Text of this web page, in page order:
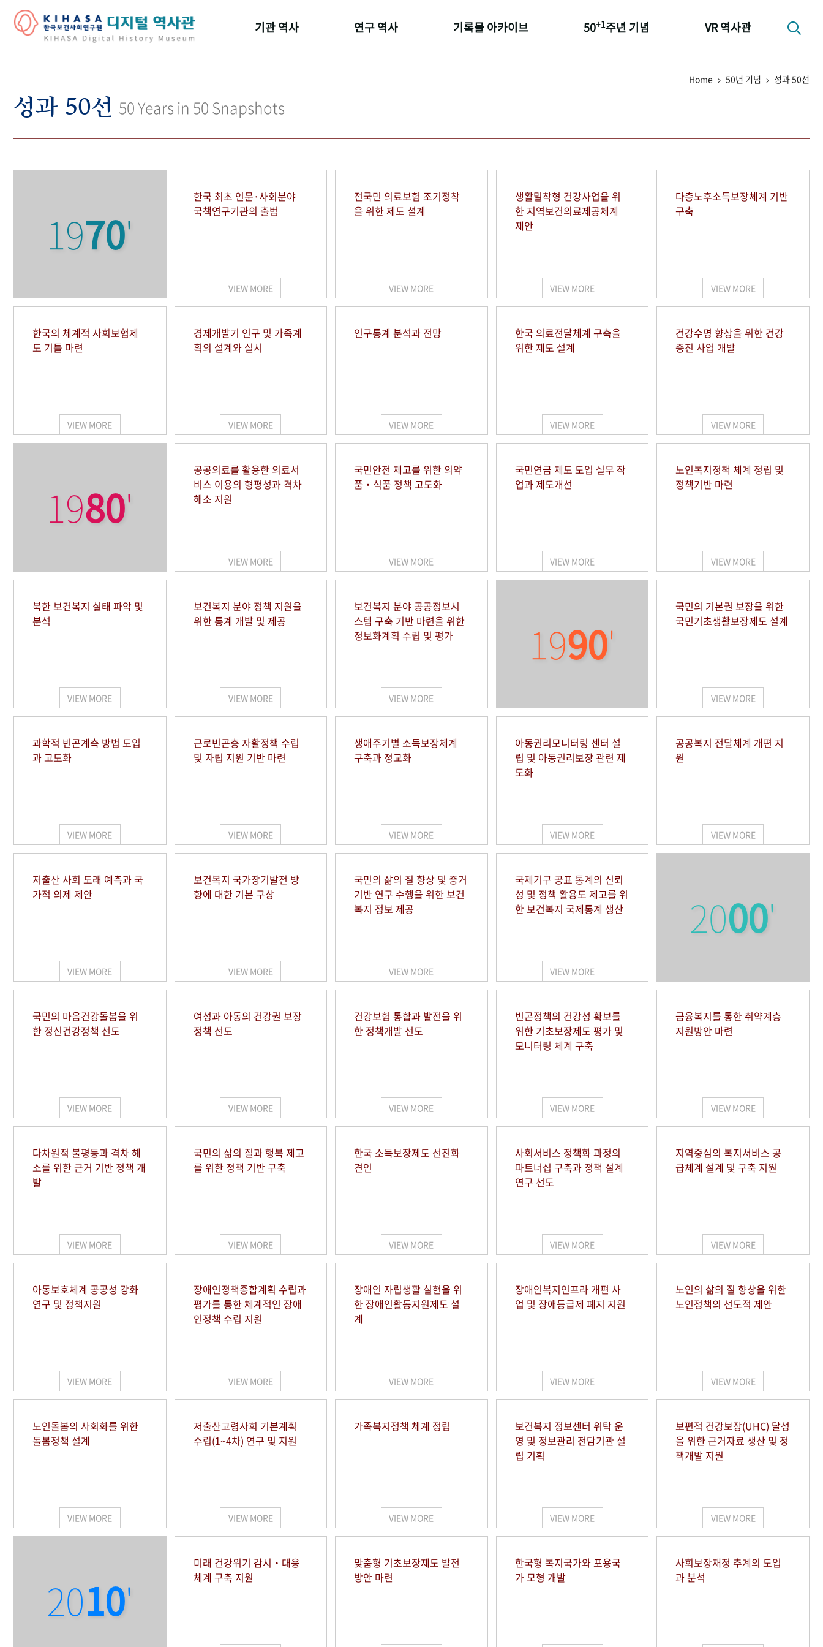
기관 역사
기관 변천사
연구 역사 기록물 아카이브 50+1주년 기념 VR 역사관
Home 50년 기념 성과 50선
성과 50선 50 Years in 50 Snapshots
1970'
한국 최초 인문·사회분야
국책연구기관의 출범
VIEW MORE
전국민 의료보험 조기정착
을 위한 제도 설계
VIEW MORE
생활밀착형 건강사업을 위
한 지역보건의료제공체계
제안
VIEW MORE
다층노후소득보장체계 기반
구축
VIEW MORE
한국의 체계적 사회보험제
도 기틀 마련
VIEW MORE
경제개발기 인구 및 가족계
획의 설계와 실시
VIEW MORE
인구통계 분석과 전망
VIEW MORE
한국 의료전달체계 구축을
위한 제도 설계
VIEW MORE
건강수명 향상을 위한 건강
증진 사업 개발
VIEW MORE
1980'
공공의료를 활용한 의료서
비스 이용의 형평성과 격차
해소 지원
VIEW MORE
국민안전 제고를 위한 의약
품‧식품 정책 고도화
VIEW MORE
국민연금 제도 도입 실무 작
업과 제도개선
VIEW MORE
노인복지정책 체계 정립 및
정책기반 마련
VIEW MORE
북한 보건복지 실태 파악 및
분석
VIEW MORE
보건복지 분야 정책 지원을
위한 통계 개발 및 제공
VIEW MORE
보건복지 분야 공공정보시
스템 구축 기반 마련을 위한
정보화계획 수립 및 평가
VIEW MORE
1990'
국민의 기본권 보장을 위한
국민기초생활보장제도 설계
VIEW MORE
과학적 빈곤계측 방법 도입
과 고도화
VIEW MORE
근로빈곤층 자활정책 수립
및 자립 지원 기반 마련
VIEW MORE
생애주기별 소득보장체계
구축과 정교화
VIEW MORE
아동권리모니터링 센터 설
립 및 아동권리보장 관련 제
도화
VIEW MORE
공공복지 전달체계 개편 지
원
VIEW MORE
저출산 사회 도래 예측과 국
가적 의제 제안
VIEW MORE
보건복지 국가장기발전 방
향에 대한 기본 구상
VIEW MORE
국민의 삶의 질 향상 및 증거
기반 연구 수행을 위한 보건
복지 정보 제공
VIEW MORE
국제기구 공표 통계의 신뢰
성 및 정책 활용도 제고를 위
한 보건복지 국제통계 생산
VIEW MORE
2000'
국민의 마음건강돌봄을 위
한 정신건강정책 선도
VIEW MORE
여성과 아동의 건강권 보장
정책 선도
VIEW MORE
건강보험 통합과 발전을 위
한 정책개발 선도
VIEW MORE
빈곤정책의 건강성 확보를
위한 기초보장제도 평가 및
모니터링 체계 구축
VIEW MORE
금융복지를 통한 취약계층
지원방안 마련
VIEW MORE
다차원적 불평등과 격차 해
소를 위한 근거 기반 정책 개
발
VIEW MORE
국민의 삶의 질과 행복 제고
를 위한 정책 기반 구축
VIEW MORE
한국 소득보장제도 선진화
견인
VIEW MORE
사회서비스 정책화 과정의
파트너십 구축과 정책 설계
연구 선도
VIEW MORE
지역중심의 복지서비스 공
급체계 설계 및 구축 지원
VIEW MORE
아동보호체계 공공성 강화
연구 및 정책지원
VIEW MORE
장애인정책종합계획 수립과
평가를 통한 체계적인 장애
인정책 수립 지원
VIEW MORE
장애인 자립생활 실현을 위
한 장애인활동지원제도 설
계
VIEW MORE
장애인복지인프라 개편 사
업 및 장애등급제 폐지 지원
VIEW MORE
노인의 삶의 질 향상을 위한
노인정책의 선도적 제안
VIEW MORE
노인돌봄의 사회화를 위한
돌봄정책 설계
VIEW MORE
저출산고령사회 기본계획
수립(1~4차) 연구 및 지원
VIEW MORE
가족복지정책 체계 정립
VIEW MORE
보건복지 정보센터 위탁 운
영 및 정보관리 전담기관 설
립 기획
VIEW MORE
보편적 건강보장(UHC) 달성
을 위한 근거자료 생산 및 정
책개발 지원
VIEW MORE
2010'
미래 건강위기 감시‧대응
체계 구축 지원
맞춤형 기초보장제도 발전
방안 마련
한국형 복지국가와 포용국
가 모형 개발
사회보장재정 추계의 도입
과 분석